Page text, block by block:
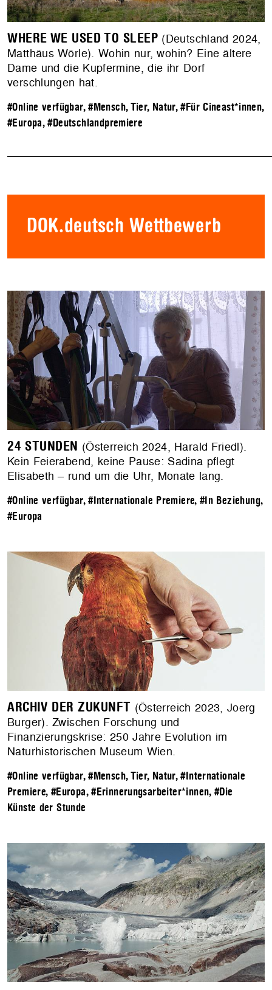
WHERE WE USED TO SLEEP (Deutschland 2024,
Matthäus Wörle). Wohin nur, wohin? Eine ältere
Dame und die Kupfermine, die ihr Dorf
verschlungen hat.
#Online verfügbar,#Mensch, Tier, Natur,#Für Cineast*innen,
#Europa,#Deutschlandpremiere
DOK.deutsch Wettbewerb
24 STUNDEN (Österreich 2024, Harald Friedl).
Kein Feierabend, keine Pause: Sadina pflegt
Elisabeth – rund um die Uhr, Monate lang.
#Online verfügbar,#Internationale Premiere,#In Beziehung,
#Europa
ARCHIV DER ZUKUNFT (Österreich 2023, Joerg
Burger). Zwischen Forschung und
Finanzierungskrise: 250 Jahre Evolution im
Naturhistorischen Museum Wien.
#Online verfügbar,#Mensch, Tier, Natur,#Internationale
Premiere, #Europa,#Erinnerungsarbeiter*innen, #Die
Künste der Stunde